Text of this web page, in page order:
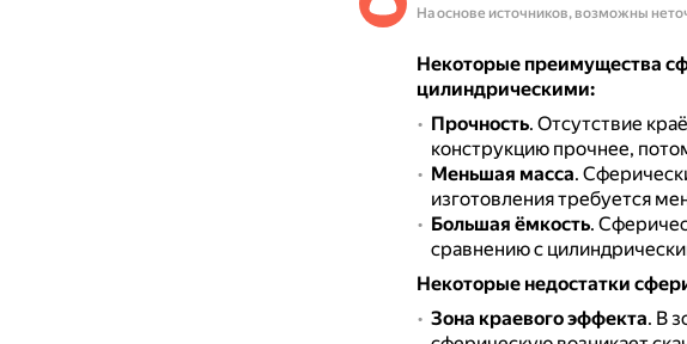
На основе источников, возможны
Некоторые преимущества
цилиндрическими:
Прочность. Отсутствие
конструкцию прочнее,
Меньшая масса.
изготовления требуется
Большая ёмкость.
сравнению с
Некоторые недостатки
Зона краевого эффекта. В